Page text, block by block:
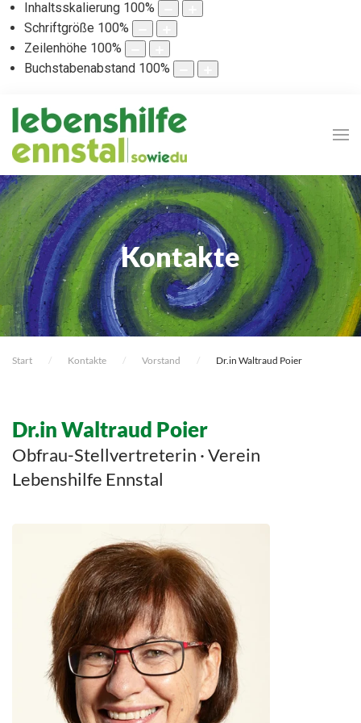
Inhaltsskalierung 100%
Schriftgröße 100%
Zeilenhöhe 100%
Buchstabenabstand 100%
Kontakte
Start Kontakte Vorstand Dr.in Waltraud Poier
Dr.in Waltraud Poier
Obfrau-Stellvertreterin · Verein
Lebenshilfe Ennstal